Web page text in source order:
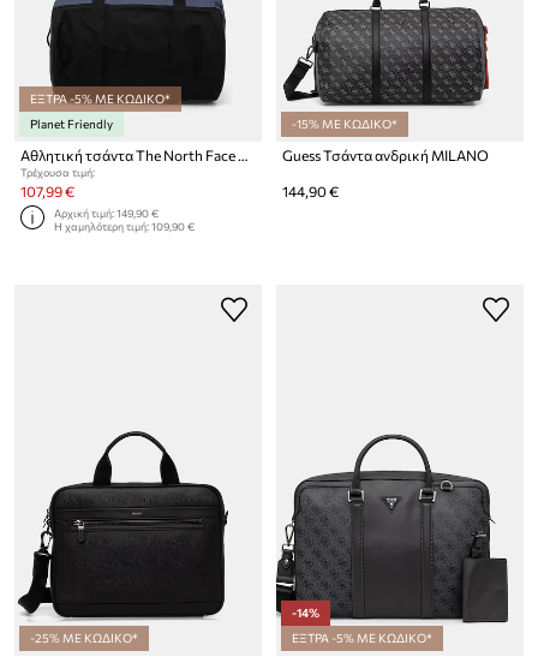
ΕΞΤΡΑ -5% ΜΕ ΚΩΔΙΚΟ*
Planet Friendly
Αθλητική τσάντα The North Face Base Camp Duffel - S
Τρέχουσα τιμή:
107,99 €
Αρχική τιμή:149,90 €
Η χαμηλότερη τιμή:109,90 €
-15% ΜΕ ΚΩΔΙΚΟ*
Guess Τσάντα ανδρική MILANO
144,90 €
-25% ΜΕ ΚΩΔΙΚΟ*
-14%
ΕΞΤΡΑ -5% ΜΕ ΚΩΔΙΚΟ*